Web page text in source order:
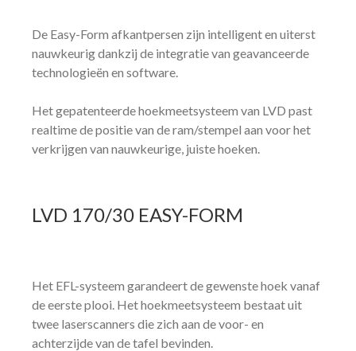
De Easy-Form afkantpersen zijn intelligent en uiterst
nauwkeurig dankzij de integratie van geavanceerde
technologieën en software.
Het gepatenteerde hoekmeetsysteem van LVD past
realtime de positie van de ram/stempel aan voor het
verkrijgen van nauwkeurige, juiste hoeken.
LVD 170/30 EASY-FORM
Het EFL-systeem garandeert de gewenste hoek vanaf
de eerste plooi. Het hoekmeetsysteem bestaat uit
twee laserscanners die zich aan de voor- en
achterzijde van de tafel bevinden.